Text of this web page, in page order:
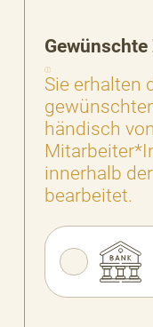
Sie erhalten
händisch
innerhalb
bearbeitet.